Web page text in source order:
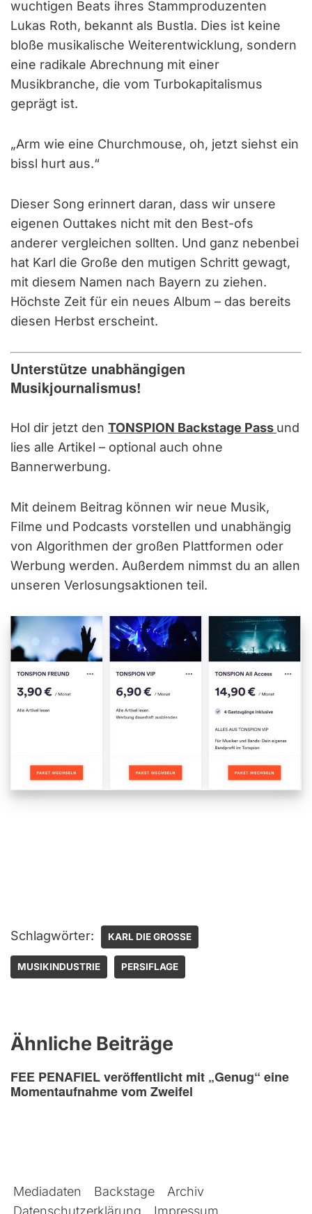
wuchtigen Beats ihres Stammproduzenten
Lukas Roth, bekannt als Bustla. Dies ist keine
bloße musikalische Weiterentwicklung, sondern
eine radikale Abrechnung mit einer
Musikbranche, die vom Turbokapitalismus
geprägt ist.
„Arm wie eine Churchmouse, oh, jetzt siehst ein
bissl hurt aus.“
Dieser Song erinnert daran, dass wir unsere
eigenen Outtakes nicht mit den Best-ofs
anderer vergleichen sollten. Und ganz nebenbei
hat Karl die Große den mutigen Schritt gewagt,
mit diesem Namen nach Bayern zu ziehen.
Höchste Zeit für ein neues Album – das bereits
diesen Herbst erscheint.
Unterstütze unabhängigen
Musikjournalismus!
Hol dir jetzt den TONSPION Backstage Pass und
lies alle Artikel – optional auch ohne
Bannerwerbung.
Mit deinem Beitrag können wir neue Musik,
Filme und Podcasts vorstellen und unabhängig
von Algorithmen der großen Plattformen oder
Werbung werden. Außerdem nimmst du an allen
unseren Verlosungsaktionen teil.
Schlagwörter: KARL DIE GROSSE
MUSIKINDUSTRIE PERSIFLAGE
Ähnliche Beiträge
FEE PENAFIEL veröffentlicht mit „Genug“ eine
Momentaufnahme vom Zweifel
Mediadaten Backstage
Archiv
Datenschutzerklärung
Impressum